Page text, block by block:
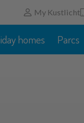
My Kustlicht
No favorites
You can add searches,
favorites by clicking on
homes Parcs